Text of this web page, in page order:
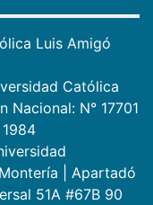
Luis Amigó
Católica
Nacional: N° 17701
Montería
Apartadó
51A #67B 90